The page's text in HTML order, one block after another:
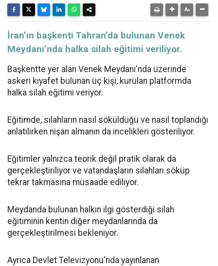
İran’ın başkenti Tahran’da bulunan Venek
Meydanı’nda halka silah eğitimi veriliyor.
Başkentte yer alan Venek Meydanı'nda üzerinde
askeri kıyafet bulunan üç kişi, kurulan platformda
halka silah eğitimi veriyor.
Eğitimde, silahların nasıl söküldüğü ve nasıl toplandığı
anlatılırken nişan almanın da incelikleri gösteriliyor.
Eğitimler yalnızca teorik değil pratik olarak da
gerçekleştiriliyor ve vatandaşların silahları söküp
tekrar takmasına müsaade ediliyor.
Meydanda bulunan halkın ilgi gösterdiği silah
eğitiminin kentin diğer meydanlarında da
gerçekleştirilmesi bekleniyor.
Ayrıca Devlet Televizyonu'nda yayınlanan